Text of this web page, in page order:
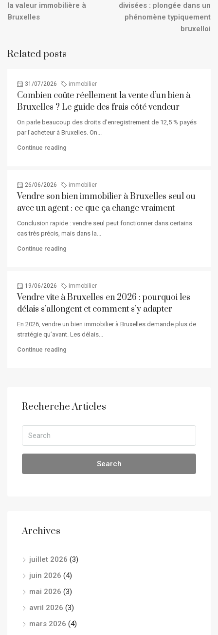
la valeur immobilière à
Bruxelles
divisées : plongée dans un
phénomène typiquement
bruxelloi
Related posts
31/07/2026 immobilier
Combien coûte réellement la vente d’un bien à
Bruxelles ? Le guide des frais côté vendeur
On parle beaucoup des droits d'enregistrement de 12,5 % payés
par l'acheteur à Bruxelles. On...
Continue reading
26/06/2026 immobilier
Vendre son bien immobilier à Bruxelles seul ou
avec un agent : ce que ça change vraiment
Conclusion rapide : vendre seul peut fonctionner dans certains
cas très précis, mais dans la...
Continue reading
19/06/2026 immobilier
Vendre vite à Bruxelles en 2026 : pourquoi les
délais s’allongent et comment s’y adapter
En 2026, vendre un bien immobilier à Bruxelles demande plus de
stratégie qu’avant. Les délais...
Continue reading
Recherche Articles
Search
Archives
juillet 2026 (3)
juin 2026 (4)
mai 2026 (3)
avril 2026 (3)
mars 2026 (4)